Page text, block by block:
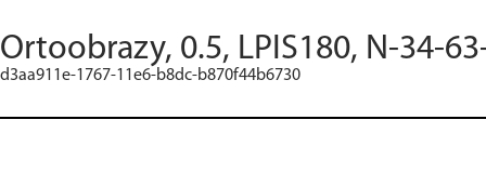
Ortoobrazy, 0.5, LPIS180, N-34-
d3aa911e-1767-11e6-b8dc-b870f44b6730